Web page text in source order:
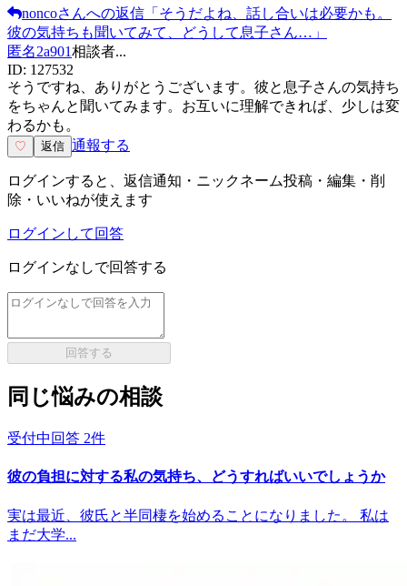
noncoさんへの返信 「 そうだよね、話し合いは必要かも。
彼の気持ちも聞いてみて、どうして息子さん… 」
匿名2a901相談者...
ID: 127532
そうですね、ありがとうございます。彼と息子さんの気持ち
をちゃんと聞いてみます。お互いに理解できれば、少しは変
わるかも。
♡ 返信 通報する
ログインすると、返信通知・ニックネーム投稿・編集・削
除・いいねが使えます
ログインして回答
ログインなしで回答する
回答する
同じ悩みの相談
受付中 回答 2件
彼の負担に対する私の気持ち、どうすればいいでしょうか
実は最近、彼氏と半同棲を始めることになりました。 私は
まだ大学...